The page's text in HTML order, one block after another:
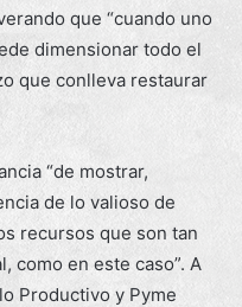
que “cuando uno
dimensionar todo el
que conlleva restaurar
“de mostrar,
de lo valioso de
recursos que son tan
como en este caso”. A
Productivo y Pyme